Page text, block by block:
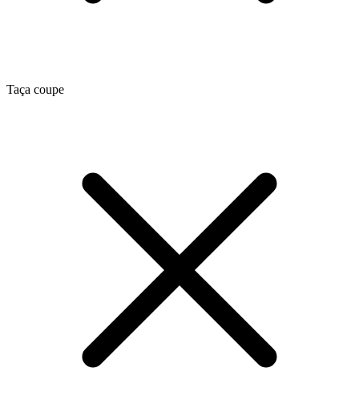
Taça coupe